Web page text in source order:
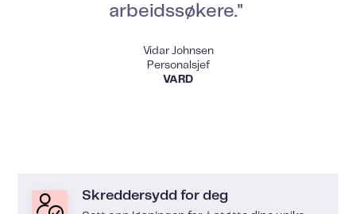
arbeidssøkere."
Vidar Johnsen
Personalsjef
VARD
Skreddersydd for deg